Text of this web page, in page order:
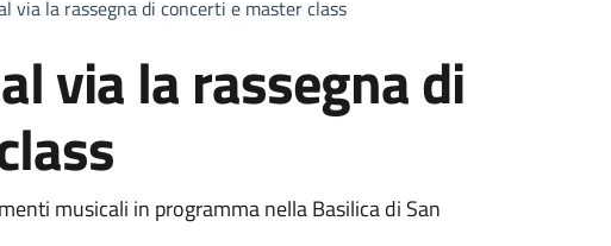
via la rassegna di concerti e master class
via la rassegna di
musicali in programma nella Basilica di San